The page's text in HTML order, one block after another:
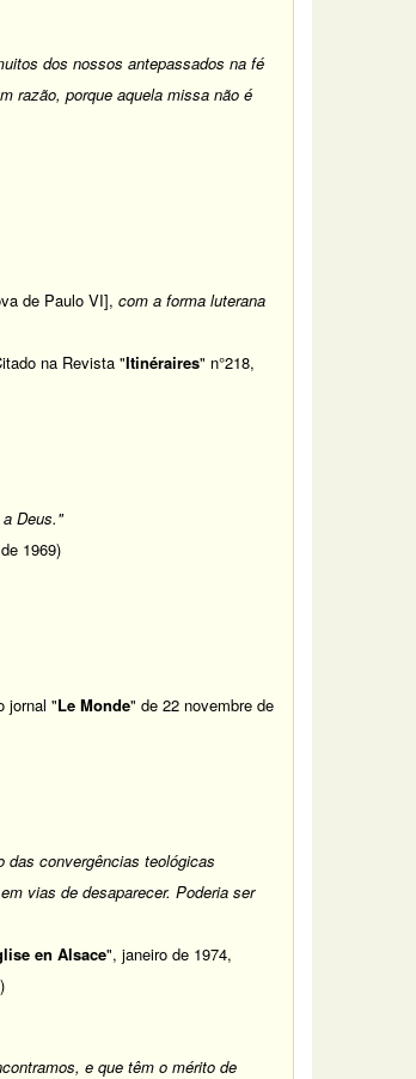
dos nossos antepassados na fé
razão, porque aquela missa não é
de Paulo VI], com a forma luterana
na Revista "Itinéraires" n°218,
Deus."
1969)
jornal "Le Monde" de 22 novembre de
das convergências teológicas
vias de desaparecer. Poderia ser
en Alsace", janeiro de 1974,
e que têm o mérito de